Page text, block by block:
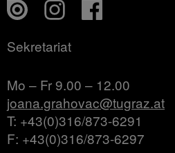
Sekretariat
Mo – Fr 9.00 – 12.00
joana.grahovac@tugraz.at
T: +43(0)316/873-6291
F: +43(0)316/873-6297